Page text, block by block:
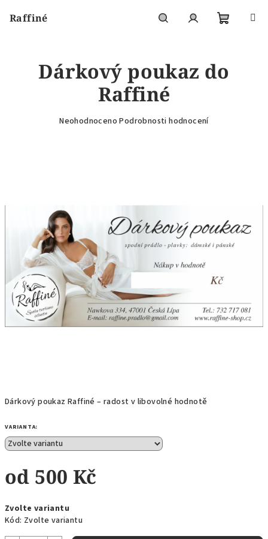
Raffiné
košík
Dárkový poukaz Raffiné – radost v libovolné hodnotě
VARIANTA:
od 500 Kč
cena:
Zvolte variantu
Kód: Zvolte variantu
Dárkový poukaz do
Raffiné
Průměrné
Neohodnoceno Podrobnosti hodnocení